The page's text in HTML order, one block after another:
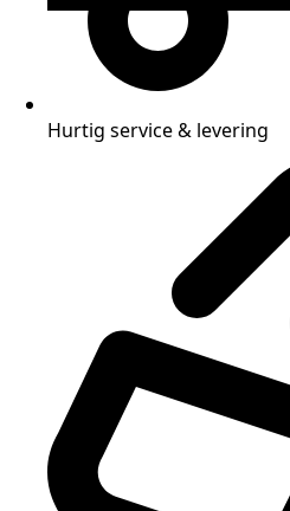
Hurtig service & levering